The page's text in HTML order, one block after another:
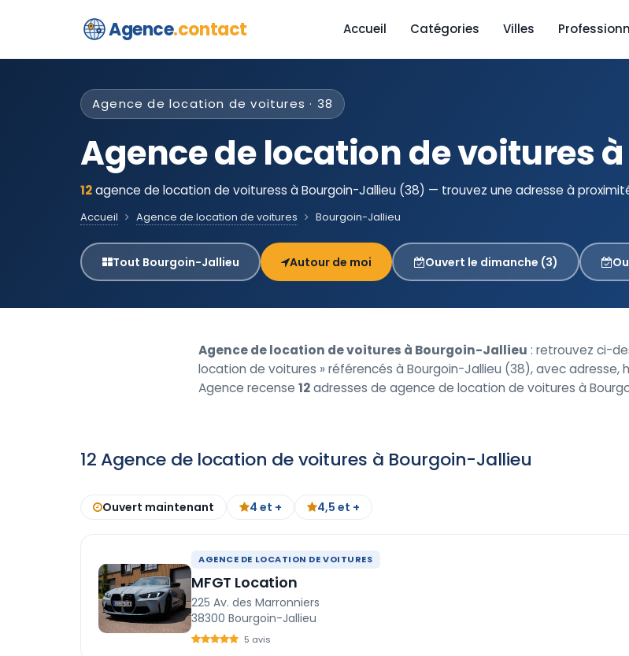
Agence.contact Accueil Catégories Villes
Agence de location de voitures · 38
Agence de location de voitures
12agence de location de voituress à Bourgoin-Jallieu (38) — trouvez une adresse à
Accueil Agence de location de voitures Bourgoin-Jallieu
Tout Bourgoin-Jallieu Autour de moi Ouvert le dimanche (3)
Agence de location de voitures à Bourgoin-Jallieu : retrouvez ci-
location de voitures » référencés à Bourgoin-Jallieu (38), avec adresse,
Agence recense 12adresses de agence de location de voitures à
12 Agence de location de voitures à Bourgoin-Jallieu
Ouvert maintenant 4 et + 4,5 et +
AGENCE DE LOCATION DE VOITURES
MFGT Location
225 Av. des Marronniers
38300 Bourgoin-Jallieu
5 avis